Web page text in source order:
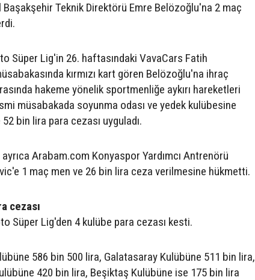
Başakşehir Teknik Direktörü Emre Belözoğlu'na 2 maç
Süper Lig'in 26. haftasındaki VavaCars Fatih
kırmızı kart gören Belözoğlu'na ihraç
hakeme yönelik sportmenliğe aykırı hareketleri
müsabakada soyunma odası ve yedek kulübesine
bin lira para cezası uyguladı.
Arabam.com Konyaspor Yardımcı Antrenörü
1 maç men ve 26 bin lira ceza verilmesine hükmetti.
cezası
Süper Lig'den 4 kulübe para cezası kesti.
586 bin 500 lira, Galatasaray Kulübüne 511 bin lira,
420 bin lira, Beşiktaş Kulübüne ise 175 bin lira